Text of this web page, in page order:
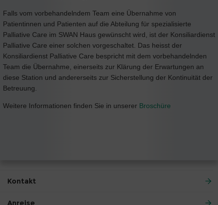
Falls vom vorbehandelndem Team eine Übernahme von
Patientinnen und Patienten auf die Abteilung für spezialisierte
Palliative Care im SWAN Haus gewünscht wird, ist der Konsiliardienst
Palliative Care einer solchen vorgeschaltet. Das heisst der
Konsiliardienst Palliative Care bespricht mit dem vorbehandelnden
Team die Übernahme, einerseits zur Klärung der Erwartungen an
diese Station und andererseits zur Sicherstellung der Kontinuität der
Betreuung.
Weitere Informationen finden Sie in unserer Broschüre
Kontakt
Anreise